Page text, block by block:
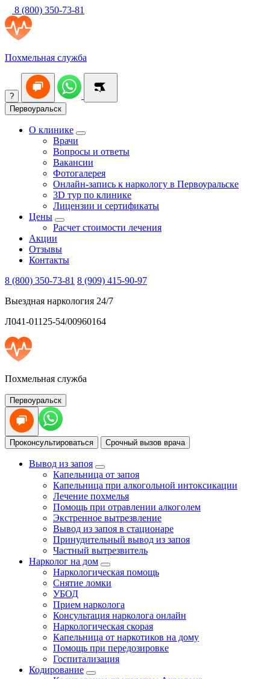
8 (800) 350-73-81
Похмельная служба
?
Первоуральск
О клинике
Врачи
Вопросы и ответы
Вакансии
Фотогалерея
Онлайн-запись к наркологу в Первоуральске
3D тур по клинике
Лицензии и сертификаты
Цены
Расчет стоимости лечения
Акции
Отзывы
Контакты
8 (800) 350-73-81 8 (909) 415-90-97
Выездная наркология 24/7
Л041-01125-54/00960164
Похмельная служба
Первоуральск
Проконсультироваться Срочный вызов врача
Вывод из запоя
Капельница от запоя
Капельница при алкогольной интоксикации
Лечение похмелья
Помощь при отравлении алкоголем
Экстренное вытрезвление
Вывод из запоя в стационаре
Принудительный вывод из запоя
Частный вытрезвитель
Нарколог на дом
Наркологическая помощь
Снятие ломки
УБОД
Прием нарколога
Консультация нарколога онлайн
Наркологическая скорая
Капельница от наркотиков на дому
Помощь при передозировке
Госпитализация
Кодирование